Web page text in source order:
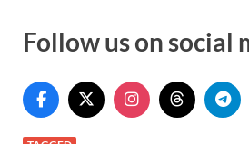
Follow us on social